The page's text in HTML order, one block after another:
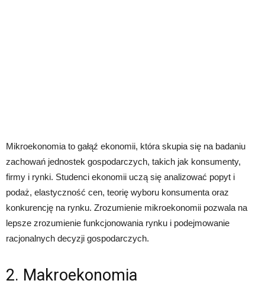
Mikroekonomia to gałąź ekonomii, która skupia się na badaniu
zachowań jednostek gospodarczych, takich jak konsumenty,
firmy i rynki. Studenci ekonomii uczą się analizować popyt i
podaż, elastyczność cen, teorię wyboru konsumenta oraz
konkurencję na rynku. Zrozumienie mikroekonomii pozwala na
lepsze zrozumienie funkcjonowania rynku i podejmowanie
racjonalnych decyzji gospodarczych.
2. Makroekonomia